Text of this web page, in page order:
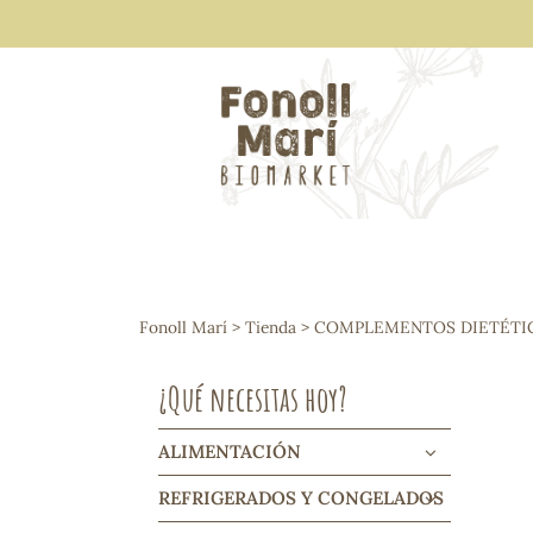
Arroces y legumbres
Frutos secos y snacks
Cereales, mueslis, hinchados y
Galletas y dulces
Vinos y cavas
Condimentos y salsas
Harinas y sémolas
Pasta
Fonoll Marí > Tienda > COMPLEMENTOS
¿Qué necesitas hoy?
ALIMENTACIÓN
REFRIGERADOS Y CONGELADOS